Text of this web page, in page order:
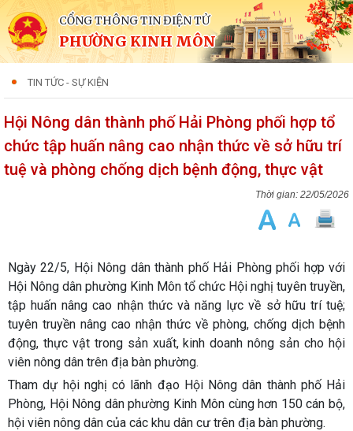
CỔNG THÔNG TIN ĐIỆN TỬ
PHƯỜNG KINH MÔN
TIN TỨC - SỰ KIỆN
Hội Nông dân thành phố Hải Phòng phối hợp tổ
chức tập huấn nâng cao nhận thức về sở hữu trí
tuệ và phòng chống dịch bệnh động, thực vật
22/05/2026
Ngày 22/5, Hội Nông dân thành phố Hải Phòng phối hợp với
Hội Nông dân phường Kinh Môn tổ chức Hội nghị tuyên truyền,
tập huấn nâng cao nhận thức và năng lực về sở hữu trí tuệ;
tuyên truyền nâng cao nhận thức về phòng, chống dịch bệnh
động, thực vật trong sản xuất, kinh doanh nông sản cho hội
viên nông dân trên địa bàn phường.
Tham dự hội nghị có lãnh đạo Hội Nông dân thành phố Hải
Phòng, Hội Nông dân phường Kinh Môn cùng hơn 150 cán bộ,
hội viên nông dân của các khu dân cư trên địa bàn phường.